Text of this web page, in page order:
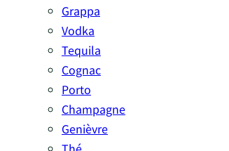
Grappa
Vodka
Tequila
Cognac
Porto
Champagne
Genièvre